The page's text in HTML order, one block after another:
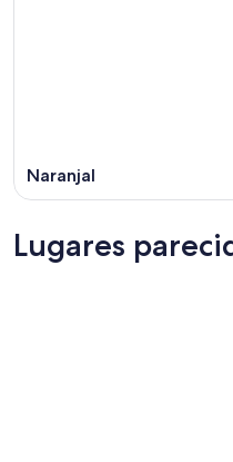
Naranjal
Lugares